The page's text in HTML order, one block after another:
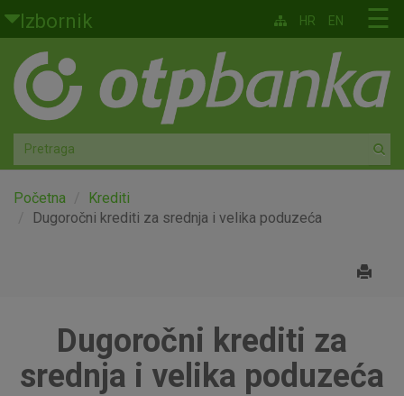
Skoči na glavni sadržaj
Izbornik
Građani
Privatno bankarstvo
Agro
Mala poduzeća i obrtnici
O nama
☰
HR EN
Početna
Krediti
Dugoročni krediti za srednja i velika poduzeća
Dugoročni krediti za
srednja i velika poduzeća